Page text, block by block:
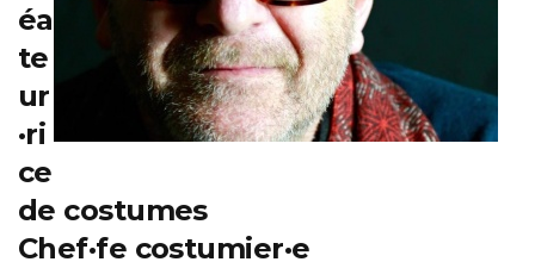
éa
te
ur
·ri
ce
de costumes
Chef·fe costumier·e